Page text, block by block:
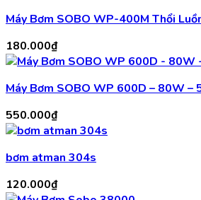
2.150.000₫.là:
Máy Bơm SOBO WP-400M Thổi
180.000₫
Máy Bơm SOBO WP 600D – 80W –
550.000₫
bơm atman 304s
120.000₫